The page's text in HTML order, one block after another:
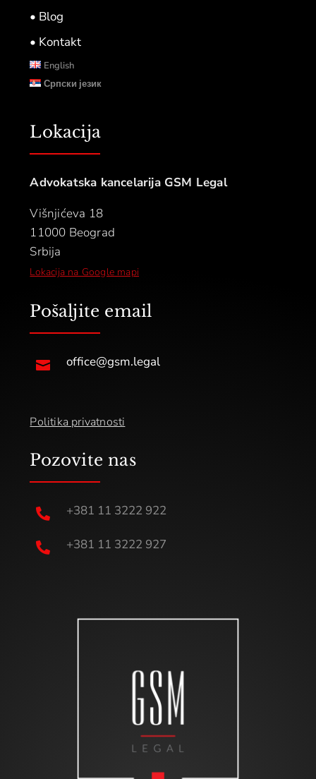
• Blog
• Kontakt
English
Српски језик
Lokacija
Advokatska kancelarija GSM Legal
Višnjićeva 18
11000 Beograd
Srbija
Lokacija na Google mapi
Pošaljite email
 office@gsm.legal
Politika privatnosti
Pozovite nas
 +381 11 3222 922
 +381 11 3222 927